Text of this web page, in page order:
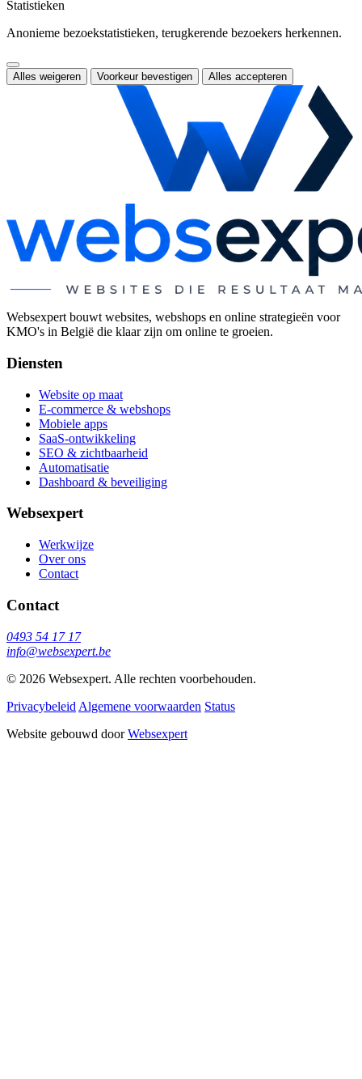
Statistieken
Anonieme bezoekstatistieken, terugkerende bezoekers herkennen.
Alles weigeren Voorkeur bevestigen Alles accepteren
Websexpert bouwt websites, webshops en online strategieën voor
KMO's in België die klaar zijn om online te groeien.
Diensten
Website op maat
E-commerce & webshops
Mobiele apps
SaaS-ontwikkeling
SEO & zichtbaarheid
Automatisatie
Dashboard & beveiliging
Websexpert
Werkwijze
Over ons
Contact
Contact
0493 54 17 17
info@websexpert.be
© 2026 Websexpert. Alle rechten voorbehouden.
Privacybeleid Algemene voorwaarden Status
Website gebouwd doorWebsexpert